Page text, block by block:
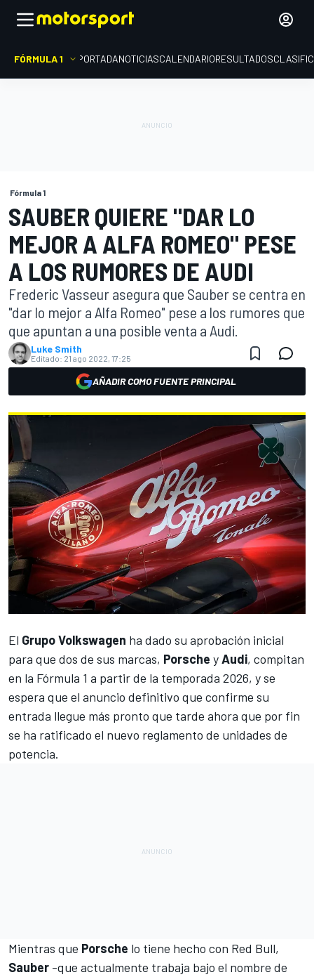
FÓRMULA 1 PORTADANOTICIASCALENDARIORESULTADOS
Fórmula 1
SAUBER QUIERE "DAR LO
MEJOR A ALFA ROMEO" PESE
A LOS RUMORES DE AUDI
Frederic Vasseur asegura que Sauber se centra en
"dar lo mejor a Alfa Romeo" pese a los rumores que
que apuntan a una posible venta a Audi.
Luke Smith
Editado: 21 ago 2022, 17:25
AÑADIR COMO FUENTE PRINCIPAL
El Grupo Volkswagen ha dado su aprobación inicial
para que dos de sus marcas, Porsche yAudi, compitan
en la Fórmula 1 a partir de la temporada 2026, y se
espera que el anuncio definitivo que confirme su
entrada llegue más pronto que tarde ahora que por fin
se ha ratificado el nuevo reglamento de unidades de
potencia.
Mientras que Porsche lo tiene hecho con Red Bull,
Sauber -que actualmente trabaja bajo el nombre de